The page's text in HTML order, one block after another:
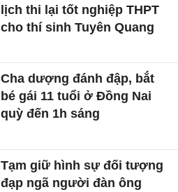
lịch thi lại tốt nghiệp THPT
cho thí sinh Tuyên Quang
Cha dượng đánh đập, bắt
bé gái 11 tuổi ở Đồng Nai
quỳ đến 1h sáng
Tạm giữ hình sự đối tượng
đạp ngã người đàn ông